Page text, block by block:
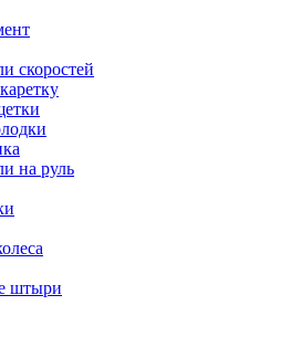
скоростей
на руль
штыри